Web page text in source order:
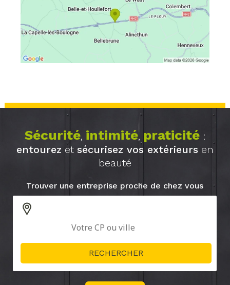
Sécurité, intimité, praticité:
entourez et sécurisez vos extérieurs en
beauté
Trouver une entreprise proche de chez vous